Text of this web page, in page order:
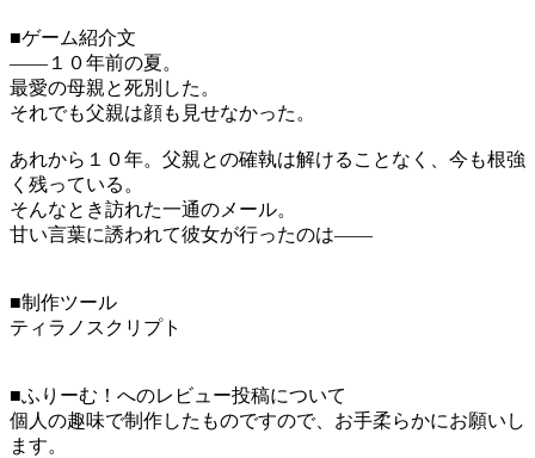
■ゲーム紹介文
――１０年前の夏。
最愛の母親と死別した。
それでも父親は顔も見せなかった。
あれから１０年。父親との確執は解けることなく、今も根強
く残っている。
そんなとき訪れた一通のメール。
甘い言葉に誘われて彼女が行ったのは――
■制作ツール
ティラノスクリプト
■ふりーむ！へのレビュー投稿について
個人の趣味で制作したものですので、お手柔らかにお願いし
ます。